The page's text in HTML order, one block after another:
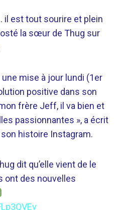
il est tout sourire et plein
la sœur de Thug sur
mise à jour lundi (1er
positive dans son
frère Jeff, il va bien et
passionnantes », a écrit
histoire Instagram.
dit qu’elle vient de le
ont des nouvelles